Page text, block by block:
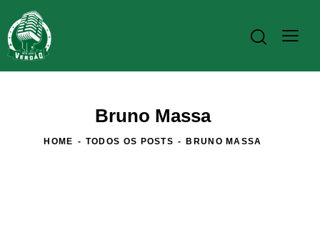
Bruno Massa
HOME TODOS OS POSTS BRUNO MASSA